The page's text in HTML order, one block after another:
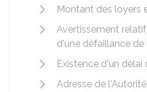
Montant des loyers
Avertissement
d'une défaillance
Existence d'un
Adresse de